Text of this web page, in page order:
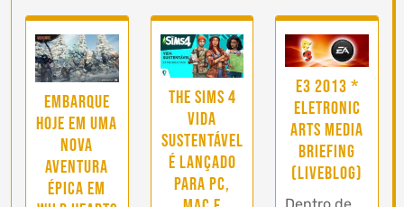
Embarque
hoje em uma
nova
aventura
épica em
The Sims 4
Vida
Sustentável
é lançado
para PC,
E3 2013 *
Eletronic
Arts Media
Briefing
(Liveblog)